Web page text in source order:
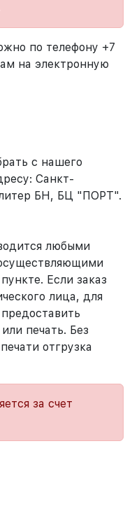
по телефону +7
на электронную
с нашего
Санкт-
литер БН, БЦ "ПОРТ".
любыми
Если заказ
лица, для
печать. Без
отгрузка
за счет